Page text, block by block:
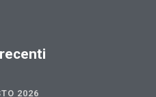
2026